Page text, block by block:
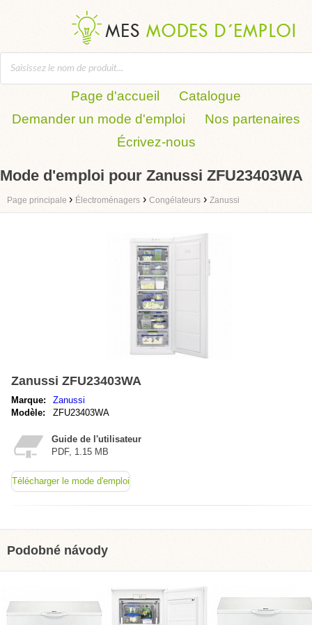
Page d'accueil
Catalogue
Demander un mode d'emploi
Nos partenaires
Écrivez-nous
Mode d'emploi pour Zanussi ZFU23403WA
Page principale › Électroménagers › Congélateurs › Zanussi
Zanussi ZFU23403WA
Marque:
Zanussi
Modèle:
ZFU23403WA
Guide de l'utilisateur
PDF, 1.15 MB
Télécharger le mode d'emploi
Podobné návody